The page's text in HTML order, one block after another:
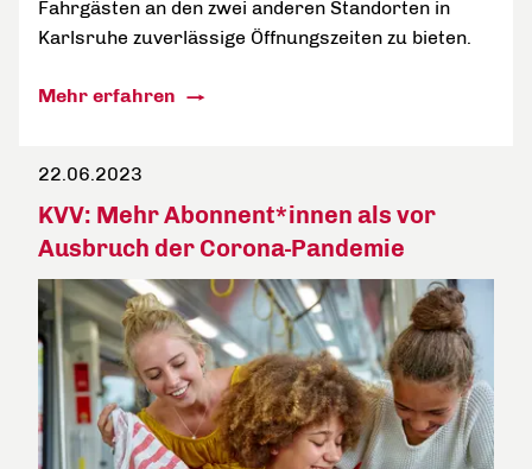
Fahrgästen an den zwei anderen Standorten in
Karlsruhe zuverlässige Öffnungszeiten zu bieten.
Mehr erfahren
22.06.2023
KVV: Mehr Abonnent*innen als vor
Ausbruch der Corona-Pandemie